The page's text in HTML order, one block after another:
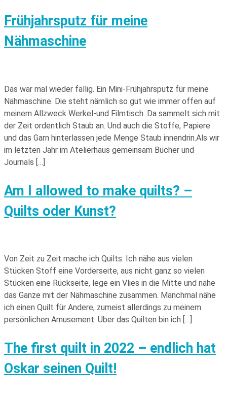
Frühjahrsputz für meine
Nähmaschine
Das war mal wieder fällig. Ein Mini-Frühjahrsputz für meine
Nähmaschine. Die steht nämlich so gut wie immer offen auf
meinem Allzweck Werkel-und Filmtisch. Da sammelt sich mit
der Zeit ordentlich Staub an. Und auch die Stoffe, Papiere
und das Garn hinterlassen jede Menge Staub innendrin.Als wir
im letzten Jahr im Atelierhaus gemeinsam Bücher und
Journals […]
Am I allowed to make quilts? –
Quilts oder Kunst?
Von Zeit zu Zeit mache ich Quilts. Ich nähe aus vielen
Stücken Stoff eine Vorderseite, aus nicht ganz so vielen
Stücken eine Rückseite, lege ein Vlies in die Mitte und nähe
das Ganze mit der Nähmaschine zusammen. Manchmal nähe
ich einen Quilt für Andere, zumeist allerdings zu meinem
persönlichen Amusement. Über das Quilten bin ich […]
The first quilt in 2022 – endlich hat
Oskar seinen Quilt!